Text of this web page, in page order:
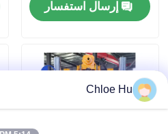
آلات الحفر
إرسال استفسار
Chloe Hu